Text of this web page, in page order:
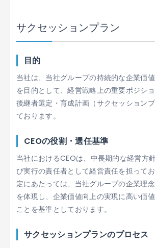
サクセッションプラン
目的
当社は、当社グループの持続的な企業価
を目的として、経営戦略上の重要ポジシ
後継者選定・育成計画（サクセッション
ております。
CEOの役割・選任基準
当社におけるCEOは、中長期的な経営方
び実行の責任者として経営責任を担って
定にあたっては、当社グループの企業理
を体現し、企業価値向上の実現に高い価
ことを基準としております。
サクセッションプランのプロセス